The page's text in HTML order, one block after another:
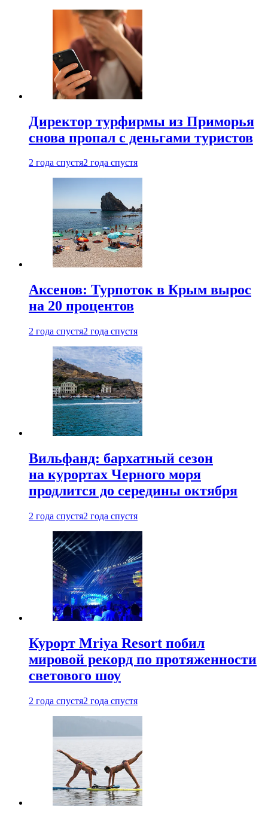
Директор турфирмы из Приморья
снова пропал с деньгами туристов
2 года спустя2 года спустя
Аксенов: Турпоток в Крым вырос
на 20 процентов
2 года спустя2 года спустя
Вильфанд: бархатный сезон
на курортах Черного моря
продлится до середины октября
2 года спустя2 года спустя
Курорт Mriya Resort побил
мировой рекорд по протяженности
светового шоу
2 года спустя2 года спустя